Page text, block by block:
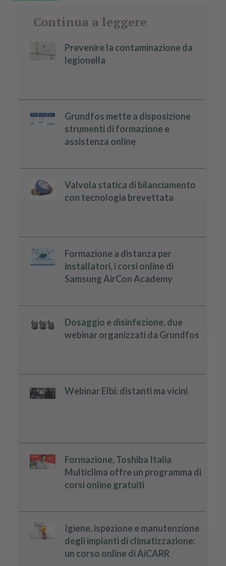
Continua a leggere
Prevenire la contaminazione da
legionella
Grundfos mette a disposizione
strumenti di formazione e
assistenza online
Valvola statica di bilanciamento
con tecnologia brevettata
Formazione a distanza per
installatori, i corsi online di
Samsung AirCon Academy
Dosaggio e disinfezione, due
webinar organizzati da Grundfos
Webinar Elbi: distanti ma vicini
Formazione, Toshiba Italia
Multiclima offre un programma di
corsi online gratuiti
Igiene, ispezione e manutenzione
degli impianti di climatizzazione:
un corso online di AiCARR